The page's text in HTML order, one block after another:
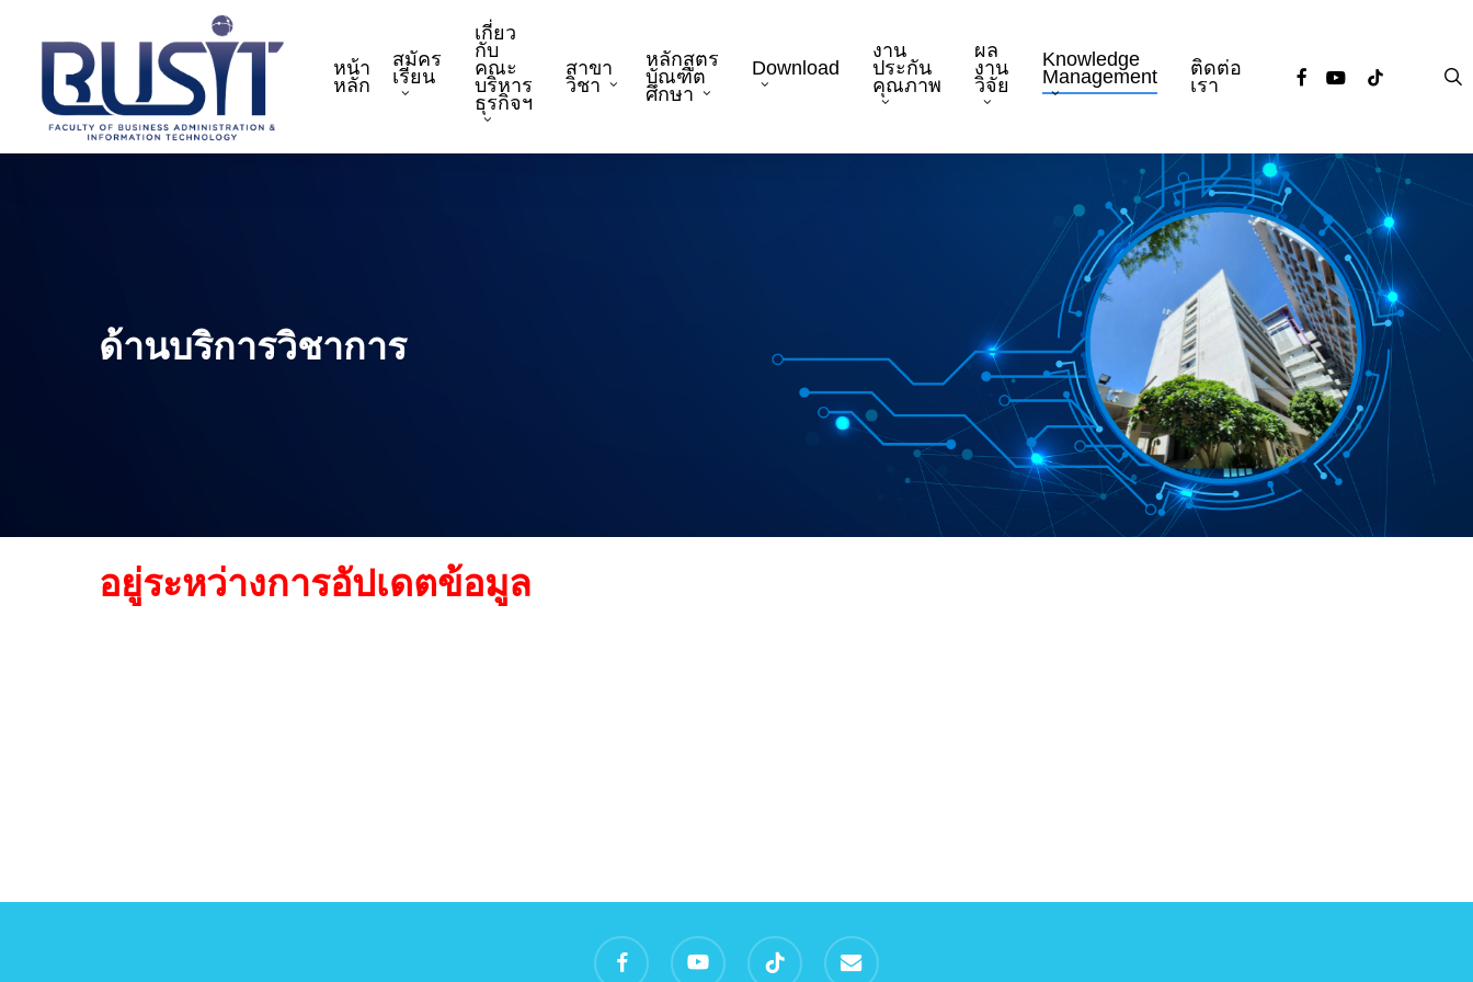
content
หน้า
หลัก
สมัคร
เรียน
เกี่ยว
กับ
คณะ
บริหาร
ธุรกิจฯ
สาขา
วิชา
หลักสูตร
บัณฑิต
ศึกษา
Download
งาน
ประกัน
คุณภาพ
ผล
งาน
วิจัย
Knowledge
Management
ติดต่อ
เรา
facebookyoutube
tiktok
ด้านบริการวิชาการ
อยู่ระหว่างการอัปเดตข้อมูล
facebook youtube tiktok email